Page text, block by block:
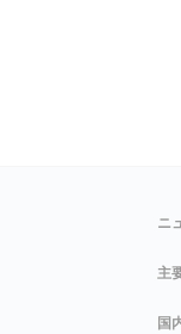
ニ
主
国